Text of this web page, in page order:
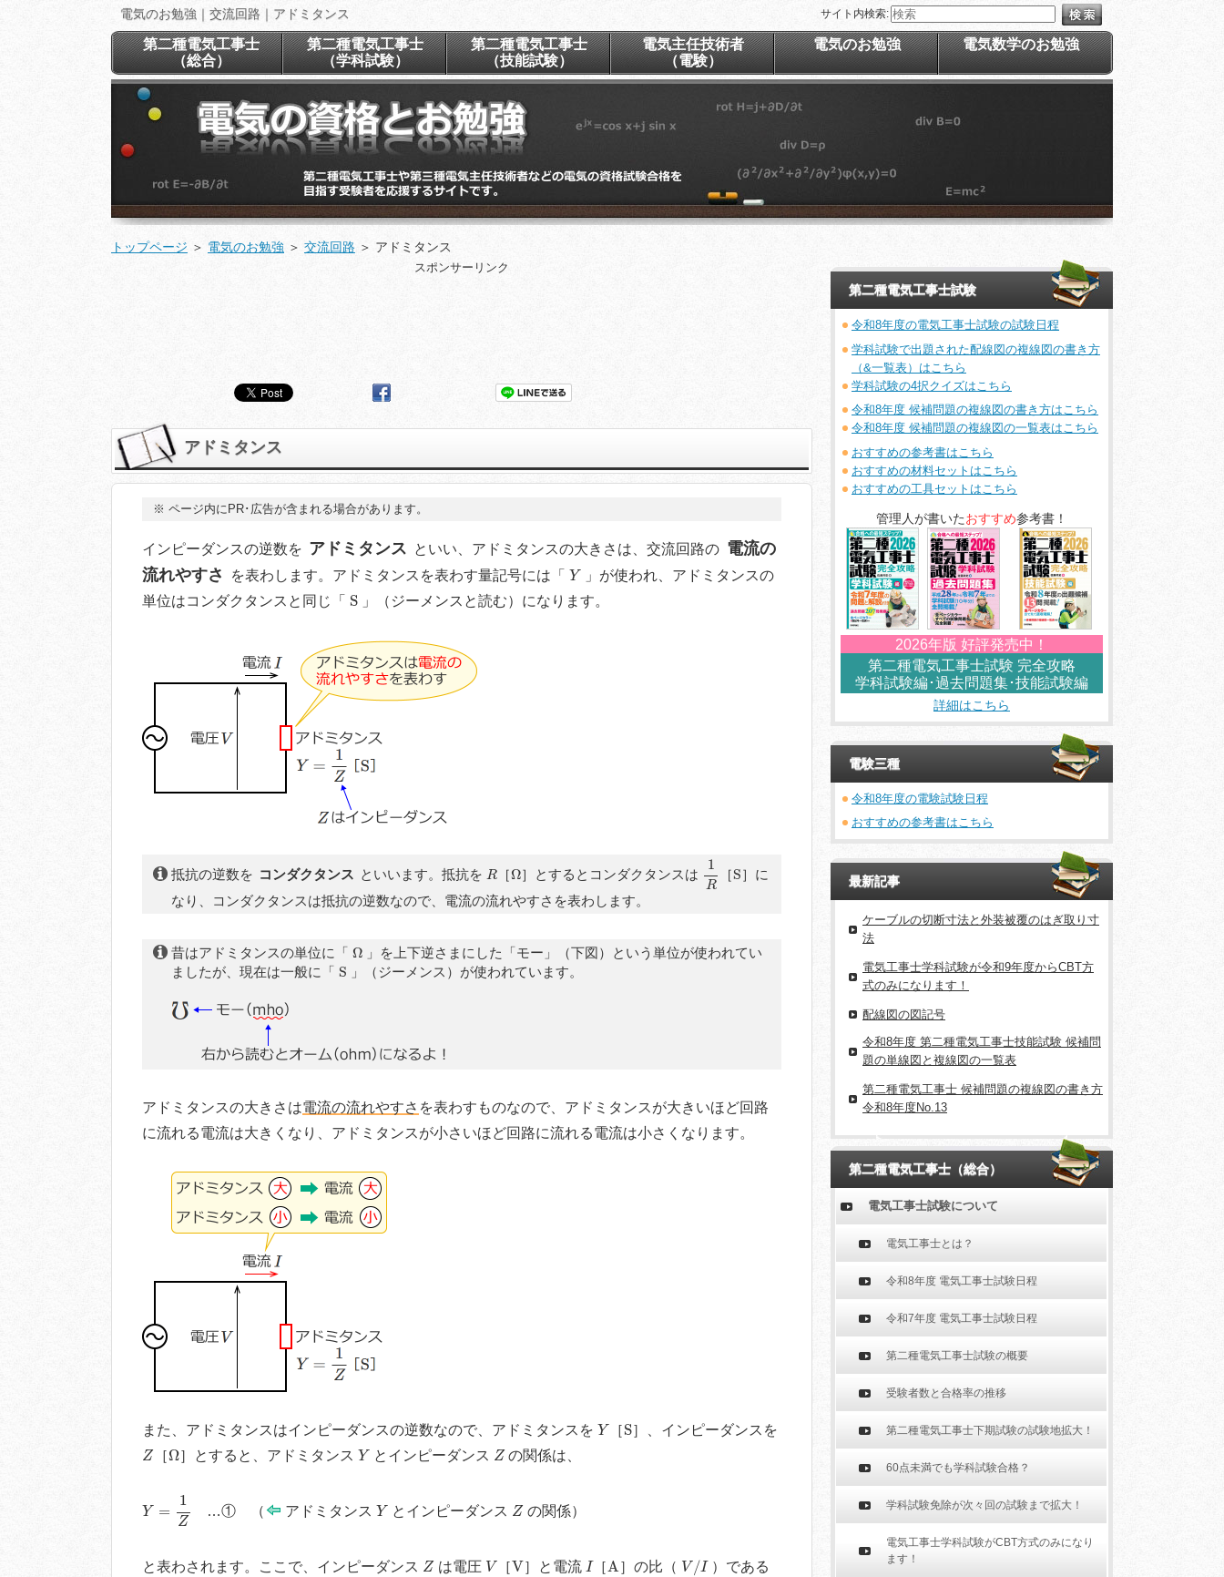
電気のお勉強｜交流回路｜アドミタンス
トップページ ＞ 電気のお勉強 ＞ 交流回路 ＞ アドミタンス
スポンサーリンク
アドミタンス
※ ページ内にPR･広告が含まれる場合があります。
インピーダンスの逆数を アドミタンス といい、アドミタンスの大きさは、交流回路の 電流の
流れやすさ
を表わします。アドミタンスを表わす量記号には「Y
Y
」が使われ、アドミタンスの
単位はコンダクタンスと同じ「 S
S 」（ジーメンスと読む）になります。
抵抗の逆数を コンダクタンス といいます。抵抗を R
R ［Ω
Ω］とするとコンダクタンスは
1
R
1R
［S
S］に
なり、コンダクタンスは抵抗の逆数なので、電流の流れやすさを表わします。
昔はアドミタンスの単位に「 Ω
Ω 」を上下逆さまにした「モー」（下図）という単位が使われてい
ましたが、現在は一般に「 S
S 」（ジーメンス）が使われています。
アドミタンスの大きさは電流の流れやすさ を表わすものなので、アドミタンスが大きいほど回路
に流れる電流は大きくなり、アドミタンスが小さいほど回路に流れる電流は小さくなります。
また、アドミタンスはインピーダンスの逆数なので、アドミタンスを Y
Y ［S
S］、インピーダンスを
Z
Z［Ω
Ω］とすると、アドミタンス Y
Yとインピーダンス Z
Zの関係は、
Y =
1
Z
…① （ アドミタンスY
Y とインピーダンス Z
Zの関係）
と表わされます。ここで、インピーダンス Z
Zは電圧 V
V［V
V］と電流 I
I［A
A ］の比（ V /I
V/ I ）である
第二種電気工事士試験
令和8年度の電気工事士試験の試験日程
学科試験で出題された配線図の複線図の書き方
（&一覧表）はこちら
学科試験の4択クイズはこちら
令和8年度 候補問題の複線図の書き方はこちら
令和8年度 候補問題の複線図の一覧表はこちら
おすすめの参考書はこちら
おすすめの材料セットはこちら
おすすめの工具セットはこちら
管理人が書いたおすすめ参考書！
2026年版 好評発売中！
第二種電気工事士試験 完全攻略
学科試験編･過去問題集･技能試験編
詳細はこちら
電験三種
令和8年度の電験試験日程
おすすめの参考書はこちら
最新記事
ケーブルの切断寸法と外装被覆のはぎ取り寸
法
電気工事士学科試験が令和9年度からCBT方
式のみになります！
配線図の図記号
令和8年度 第二種電気工事士技能試験 候補問
題の単線図と複線図の一覧表
第二種電気工事士 候補問題の複線図の書き方
令和8年度No.13
第二種電気工事士（総合）
電気工事士試験について
電気工事士とは？
令和8年度 電気工事士試験日程
令和7年度 電気工事士試験日程
第二種電気工事士試験の概要
受験者数と合格率の推移
第二種電気工事士下期試験の試験地拡大！
60点未満でも学科試験合格？
学科試験免除が次々回の試験まで拡大！
電気工事士学科試験がCBT方式のみになり
ます！
第二種電気工事士
（総合）
第二種電気工事士
（学科試験）
第二種電気工事士
（技能試験）
電気主任技術者
（電験）
電気のお勉強 電気数学のお勉強
サイト内検索: